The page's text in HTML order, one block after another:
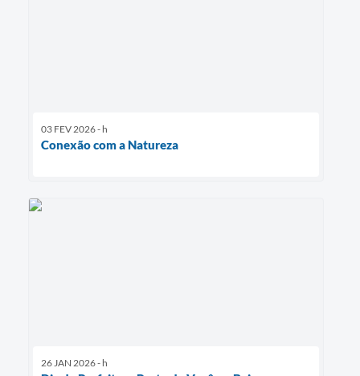
03 FEV 2026 - h
Conexão com a Natureza
26 JAN 2026 - h